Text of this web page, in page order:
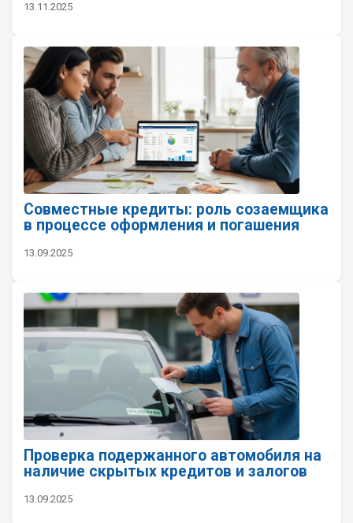
13.11.2025
Совместные кредиты: роль созаемщика
в процессе оформления и погашения
13.09.2025
Проверка подержанного автомобиля на
наличие скрытых кредитов и залогов
13.09.2025